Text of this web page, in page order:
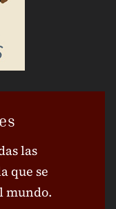
las
que se
mundo.